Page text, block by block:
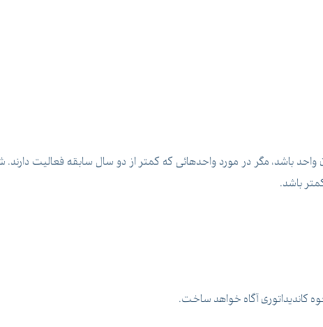
باشد، مگر در مورد واحدهائی که کمتر از دو سال سابقه فعالیت
باشد.
کاندیداتوری آگاه خواهد ساخت.